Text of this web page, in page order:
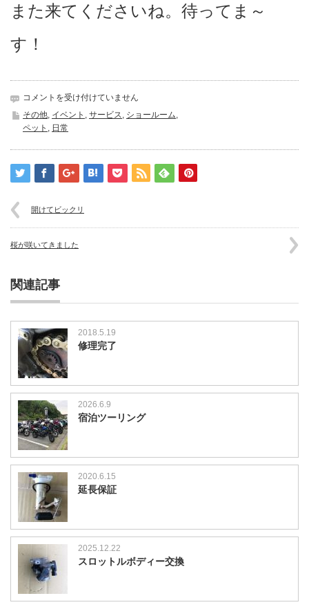
また来てくださいね。待ってま～
す！
鴨
の
散
は
コメントを受け付けていません
その他 イベント サービス ショールーム
ペット
日常
開けてビックリ
桜が咲いてきました
関連記事
2018.5.19
修理完了
2026.6.9
宿泊ツーリング
2020.6.15
延長保証
2025.12.22
スロットルボディー交換